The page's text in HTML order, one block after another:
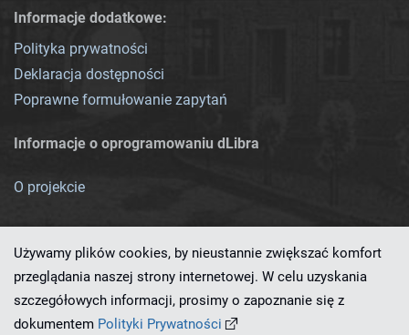
Informacje dodatkowe:
Polityka prywatności
Deklaracja dostępności
Poprawne formułowanie zapytań
Informacje o oprogramowaniu dLibra
O projekcie
Ten serwis działa dzięki oprogramowaniu
Używamy plików cookies, by nieustannie zwiększać komfort
przeglądania naszej strony internetowej. W celu uzyskania
szczegółowych informacji, prosimy o zapoznanie się z
dokumentem Polityki Prywatności